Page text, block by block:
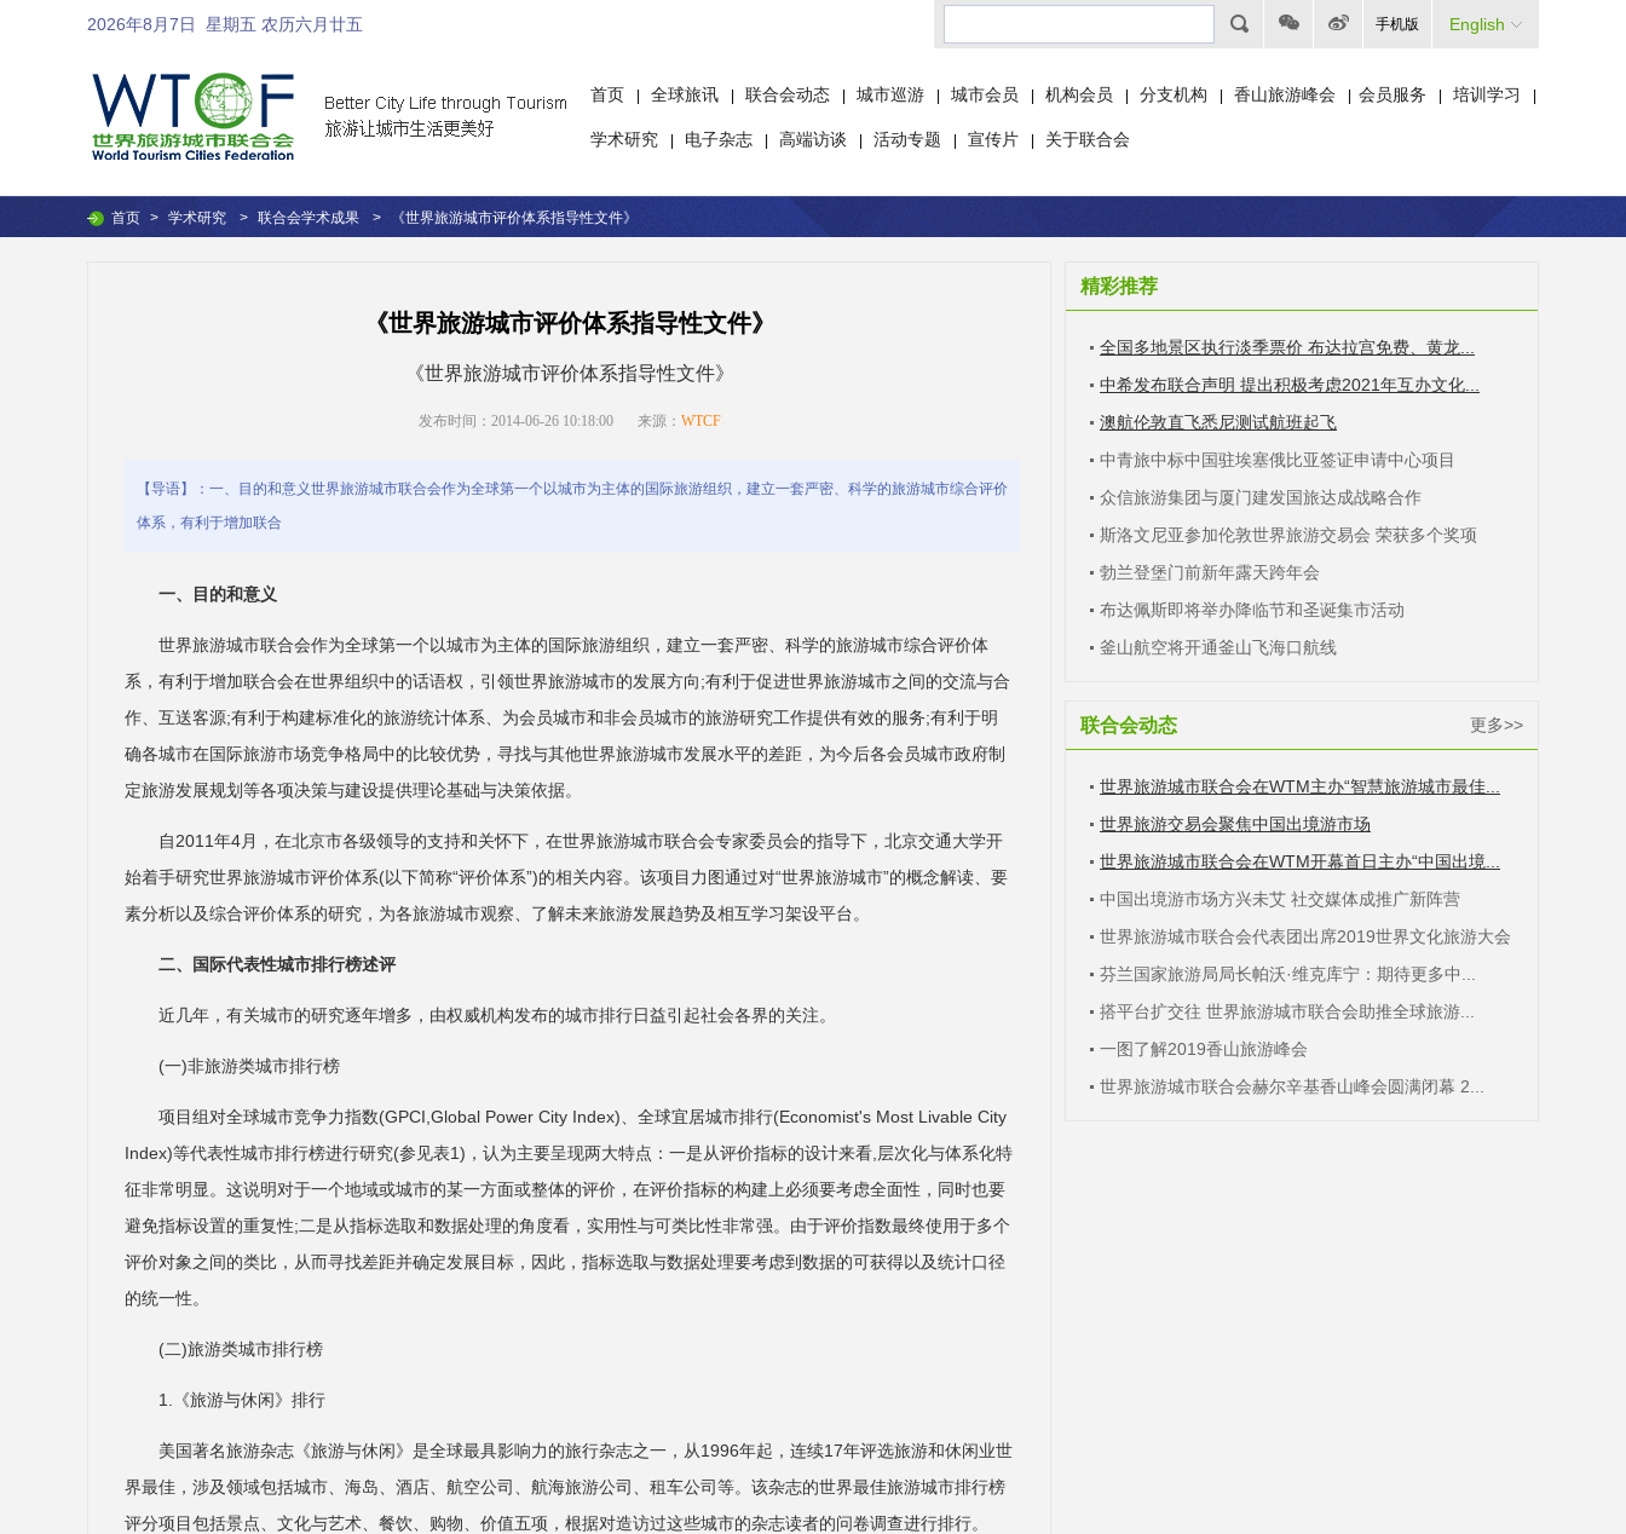
2026年8月7日 星期五 农历六月廿五 手机版 English
首页 全球旅讯 联合会动态 城市巡游 城市会员 机构会员 分支机构 香山旅游峰会 会员服务 培训学习
学术研究 电子杂志 高端访谈 活动专题 宣传片 关于联合会
首页 > 学术研究 > 联合会学术成果 > 《世界旅游城市评价体系指导性文件》
《世界旅游城市评价体系指导性文件》
《世界旅游城市评价体系指导性文件》
发布时间：2014-06-26 10:18:00 来源： WTCF
【导语】：一、目的和意义世界旅游城市联合会作为全球第一个以城市为主体的国际旅游组织，建立一套严密、科学的旅游城市综合评价
体系，有利于增加联合
一、目的和意义
世界旅游城市联合会作为全球第一个以城市为主体的国际旅游组织，建立一套严密、科学的旅游城市综合评价体
系，有利于增加联合会在世界组织中的话语权，引领世界旅游城市的发展方向;有利于促进世界旅游城市之间的交流与合
作、互送客源;有利于构建标准化的旅游统计体系、为会员城市和非会员城市的旅游研究工作提供有效的服务;有利于明
确各城市在国际旅游市场竞争格局中的比较优势，寻找与其他世界旅游城市发展水平的差距，为今后各会员城市政府制
定旅游发展规划等各项决策与建设提供理论基础与决策依据。
自2011年4月，在北京市各级领导的支持和关怀下，在世界旅游城市联合会专家委员会的指导下，北京交通大学开
始着手研究世界旅游城市评价体系(以下简称“评价体系”)的相关内容。该项目力图通过对“世界旅游城市”的概念解读、要
素分析以及综合评价体系的研究，为各旅游城市观察、了解未来旅游发展趋势及相互学习架设平台。
二、国际代表性城市排行榜述评
近几年，有关城市的研究逐年增多，由权威机构发布的城市排行日益引起社会各界的关注。
(一)非旅游类城市排行榜
项目组对全球城市竞争力指数(GPCI,Global Power City Index)、全球宜居城市排行(Economist's Most Livable City
Index)等代表性城市排行榜进行研究(参见表1)，认为主要呈现两大特点：一是从评价指标的设计来看,层次化与体系化特
征非常明显。这说明对于一个地域或城市的某一方面或整体的评价，在评价指标的构建上必须要考虑全面性，同时也要
避免指标设置的重复性;二是从指标选取和数据处理的角度看，实用性与可类比性非常强。由于评价指数最终使用于多个
评价对象之间的类比，从而寻找差距并确定发展目标，因此，指标选取与数据处理要考虑到数据的可获得以及统计口径
的统一性。
(二)旅游类城市排行榜
1.《旅游与休闲》排行
美国著名旅游杂志《旅游与休闲》是全球最具影响力的旅行杂志之一，从1996年起，连续17年评选旅游和休闲业世
界最佳，涉及领域包括城市、海岛、酒店、航空公司、航海旅游公司、租车公司等。该杂志的世界最佳旅游城市排行榜
评分项目包括景点、文化与艺术、餐饮、购物、价值五项，根据对造访过这些城市的杂志读者的问卷调查进行排行。
精彩推荐
全国多地景区执行淡季票价 布达拉宫免费、黄龙...
中希发布联合声明 提出积极考虑2021年互办文化...
澳航伦敦直飞悉尼测试航班起飞
中青旅中标中国驻埃塞俄比亚签证申请中心项目
众信旅游集团与厦门建发国旅达成战略合作
斯洛文尼亚参加伦敦世界旅游交易会 荣获多个奖项
勃兰登堡门前新年露天跨年会
布达佩斯即将举办降临节和圣诞集市活动
釜山航空将开通釜山飞海口航线
联合会动态 更多>>
世界旅游城市联合会在WTM主办“智慧旅游城市最佳...
世界旅游交易会聚焦中国出境游市场
世界旅游城市联合会在WTM开幕首日主办“中国出境...
中国出境游市场方兴未艾 社交媒体成推广新阵营
世界旅游城市联合会代表团出席2019世界文化旅游大会
芬兰国家旅游局局长帕沃·维克库宁：期待更多中...
搭平台扩交往 世界旅游城市联合会助推全球旅游...
一图了解2019香山旅游峰会
世界旅游城市联合会赫尔辛基香山峰会圆满闭幕 2...